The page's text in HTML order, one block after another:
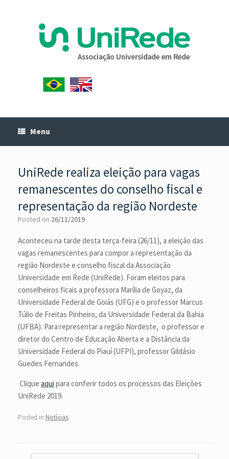
Menu
UniRede realiza eleição para vagas
remanescentes do conselho fiscal e
representação da região Nordeste
Posted on 26/11/2019
Aconteceu na tarde desta terça-feira (26/11), a eleição das
vagas remanescentes para compor a representação da
região Nordeste e conselho fiscal da Associação
Universidade em Rede (UniRede). Foram eleitos para
conselheiros ficais a professora Marília de Goyaz, da
Universidade Federal de Goiás (UFG) e o professor Marcus
Túlio de Freitas Pinheiro, da Universidade Federal da Bahia
(UFBA). Para representar a região Nordeste, o professor e
diretor do Centro de Educação Aberta e a Distância da
Universidade Federal do Piauí (UFPI), professor Gildásio
Guedes Fernandes.
Clique aqui para conferir todos os processos das Eleições
UniRede 2019.
Posted in Notícias.